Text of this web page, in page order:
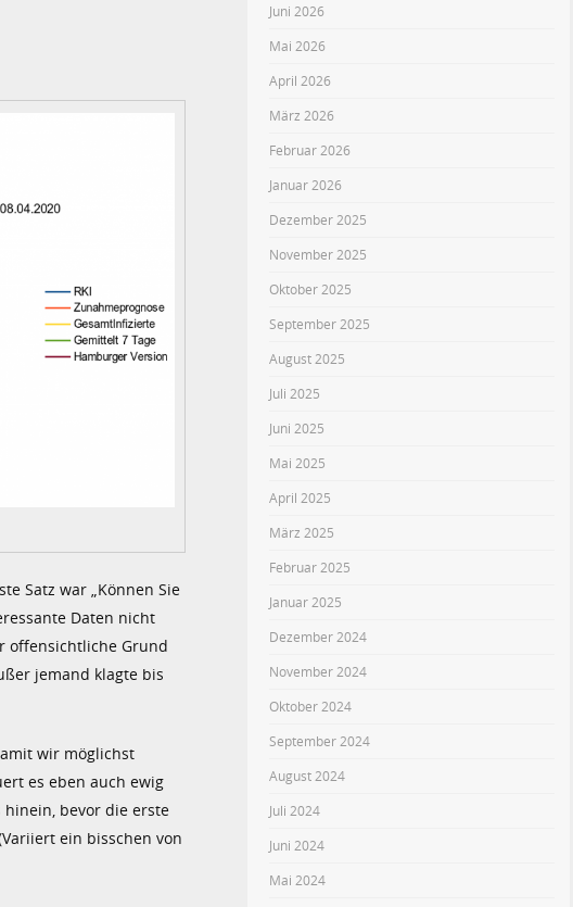
Satz war „Können Sie
Daten nicht
offensichtliche Grund
jemand klagte bis
wir möglichst
es eben auch ewig
hinein, bevor die erste
ein bisschen von
Juni 2026
Mai 2026
April 2026
März 2026
Februar 2026
Januar 2026
Dezember 2025
November 2025
Oktober 2025
September 2025
August 2025
Juli 2025
Juni 2025
Mai 2025
April 2025
März 2025
Februar 2025
Januar 2025
Dezember 2024
November 2024
Oktober 2024
September 2024
August 2024
Juli 2024
Juni 2024
Mai 2024